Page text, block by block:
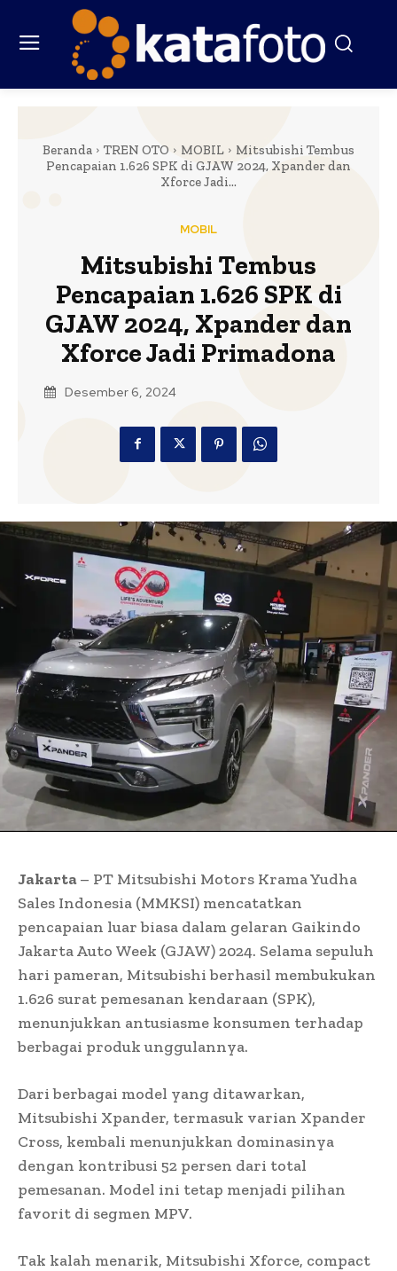
Beranda TREN OTO MOBIL
Mitsubishi Tembus
Pencapaian 1.626 SPK di GJAW 2024, Xpander dan
Xforce Jadi...
MOBIL
Mitsubishi Tembus
Pencapaian 1.626 SPK di
GJAW 2024, Xpander dan
Xforce Jadi Primadona
Desember 6, 2024
Jakarta– PT Mitsubishi Motors Krama Yudha
Sales Indonesia (MMKSI) mencatatkan
pencapaian luar biasa dalam gelaran Gaikindo
Jakarta Auto Week (GJAW) 2024. Selama sepuluh
hari pameran, Mitsubishi berhasil membukukan
1.626 surat pemesanan kendaraan (SPK),
menunjukkan antusiasme konsumen terhadap
berbagai produk unggulannya.
Dari berbagai model yang ditawarkan,
Mitsubishi Xpander, termasuk varian Xpander
Cross, kembali menunjukkan dominasinya
dengan kontribusi 52 persen dari total
pemesanan. Model ini tetap menjadi pilihan
favorit di segmen MPV.
Tak kalah menarik, Mitsubishi Xforce, compact